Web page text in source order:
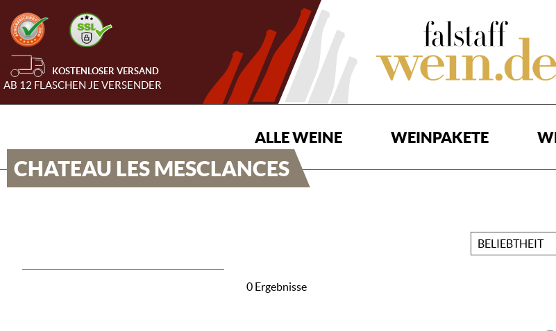
KOSTENLOSER VERSAND
AB 12 FLASCHEN JE VERSENDER
ALLE WEINE WEINPAKETE
CHATEAU LES MESCLANCES
Sortieren
nach
0 Ergebnisse